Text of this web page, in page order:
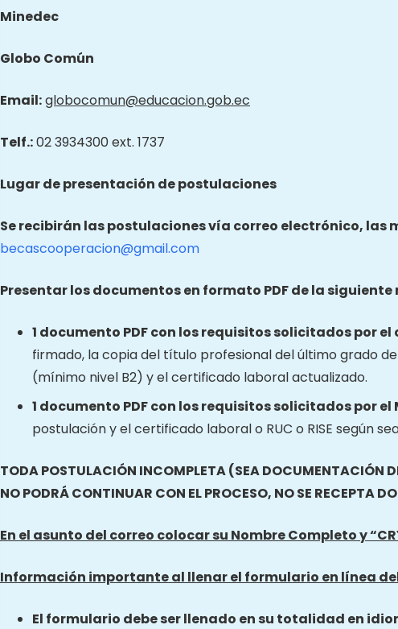
Minedec
Globo Común
Email:globocomun@educacion.gob.ec
Telf.:02 3934300 ext. 1737
Lugar de presentación de postulaciones
Se recibirán las postulaciones vía correo electrónico, las
becascooperacion@gmail.com
Presentar los documentos en formato PDF de la siguiente
1 documento PDF con los requisitos solicitados por el
firmado, la copia del título profesional del último grado
(mínimo nivel B2) y el certificado laboral actualizado.
1 documento PDF con los requisitos solicitados por el
postulación y el certificado laboral o RUC o RISE según
TODA POSTULACIÓN INCOMPLETA (SEA DOCUMENTACIÓN
NO PODRÁ CONTINUAR CON EL PROCESO, NO SE RECEPTA
En el asunto del correo colocar su Nombre Completo y “
Información importante al llenar el formulario en línea
El formulario debe ser llenado en su totalidad en